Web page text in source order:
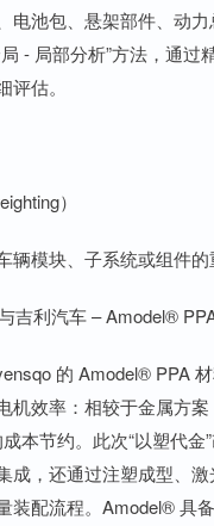
电池包、悬架部件、动
- 局部分析”方法，通过
估。
）
辆模块、子系统或组件的
吉利汽车 – Amodel®
的 Amodel® PPA
机效率：相较于金属方
本节约。此次“以塑代金
成，还通过注塑成型、
装配流程。Amodel® 具